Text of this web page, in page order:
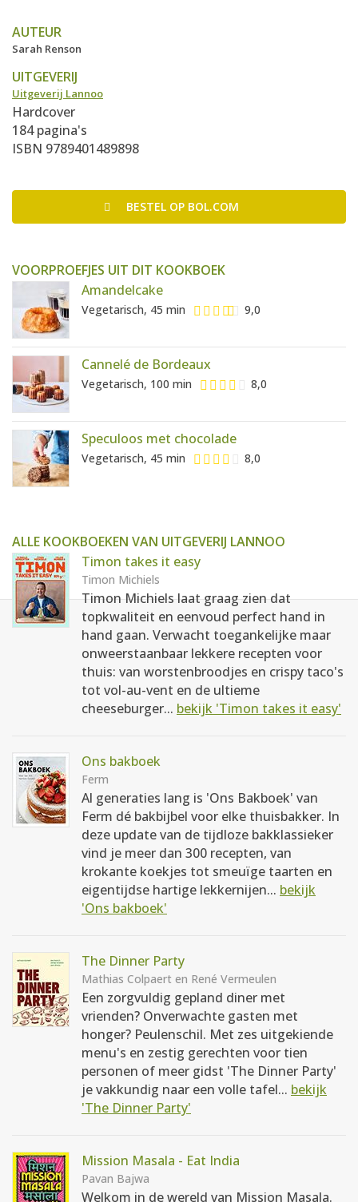
AUTEUR
Sarah Renson
UITGEVERIJ
Uitgeverij Lannoo
Hardcover
184 pagina's
ISBN 9789401489898
BESTEL OP BOL.COM
VOORPROEFJES UIT DIT KOOKBOEK
Amandelcake
Vegetarisch, 45 min 9,0
Cannelé de Bordeaux
Vegetarisch, 100 min 8,0
Speculoos met chocolade
Vegetarisch, 45 min 8,0
ALLE KOOKBOEKEN VAN UITGEVERIJ LANNOO
Timon takes it easy
Timon Michiels
Timon Michiels laat graag zien dat
topkwaliteit en eenvoud perfect hand in
hand gaan. Verwacht toegankelijke maar
onweerstaanbaar lekkere recepten voor
thuis: van worstenbroodjes en crispy taco's
tot vol-au-vent en de ultieme
cheeseburger... bekijk 'Timon takes it easy'
Ons bakboek
Ferm
Al generaties lang is 'Ons Bakboek' van
Ferm dé bakbijbel voor elke thuisbakker. In
deze update van de tijdloze bakklassieker
vind je meer dan 300 recepten, van
krokante koekjes tot smeuïge taarten en
eigentijdse hartige lekkernijen... bekijk
'Ons bakboek'
The Dinner Party
Mathias Colpaert en René Vermeulen
Een zorgvuldig gepland diner met
vrienden? Onverwachte gasten met
honger? Peulenschil. Met zes uitgekiende
menu's en zestig gerechten voor tien
personen of meer gidst 'The Dinner Party'
je vakkundig naar een volle tafel... bekijk
'The Dinner Party'
Mission Masala - Eat India
Pavan Bajwa
Welkom in de wereld van Mission Masala.